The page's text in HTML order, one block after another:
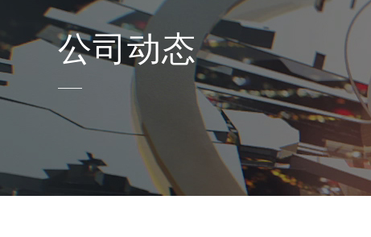
公司动态